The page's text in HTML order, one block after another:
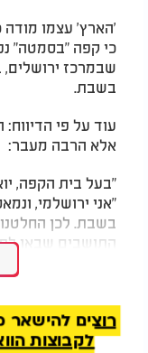
'הארץ' עצמו מודה
כי קפה "בסמטה"
שבמרכז ירושלים,
בשבת.
עוד על פי
אלא הרבה מעבר:
"בעל בית הקפה,
"אני ירושלמי,
בשבת. לכן
התושבים שבאו
החרדים להיכנס
בשבוע הבא,
המלצות
רוצים להישאר
לקבוצות